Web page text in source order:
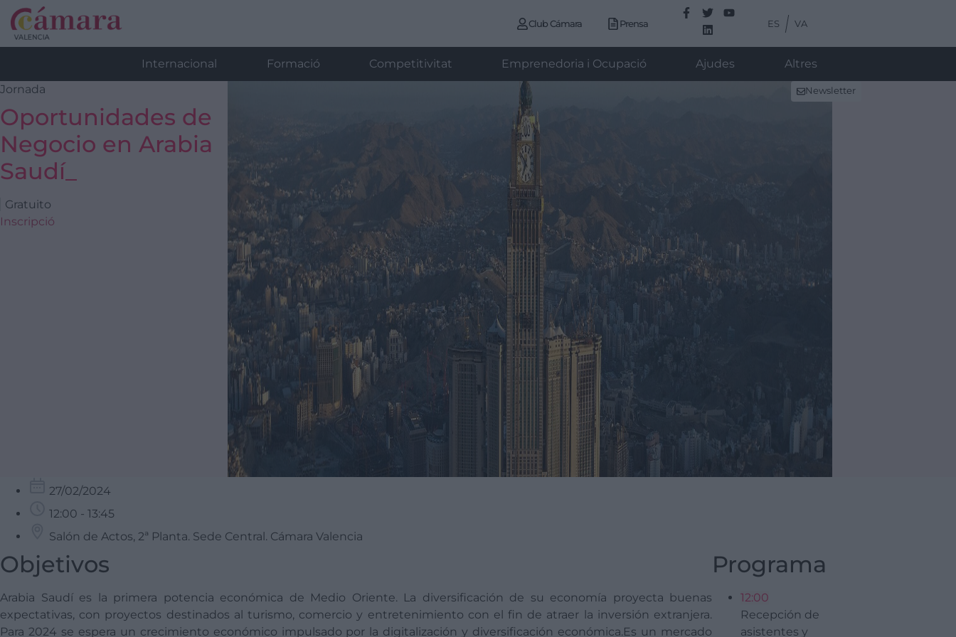
Club Cámara Prensa ES VA
Internacional Formació Competitivitat Emprenedoria i Ocupació Ajudes Altres
Newsletter
Jornada
Oportunidades de
Negocio en Arabia
Saudí_
Gratuito
Inscripció
27/02/2024
12:00 - 13:45
Salón de Actos, 2ª Planta. Sede Central. Cámara Valencia
Objetivos
Arabia Saudí es la primera potencia económica de Medio Oriente. La diversificación de su economía proyecta buenas
expectativas, con proyectos destinados al turismo, comercio y entretenimiento con el fin de atraer la inversión extranjera.
Para 2024 se espera un crecimiento económico impulsado por la digitalización y diversificación económica.Es un mercado
Programa
12:00
Recepción de
asistentes y